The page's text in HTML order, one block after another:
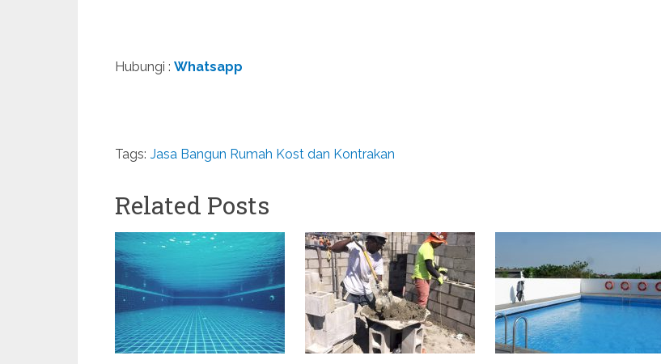
Hubungi : Whatsapp
Tags: Jasa Bangun Rumah Kost dan Kontrakan
Related Posts